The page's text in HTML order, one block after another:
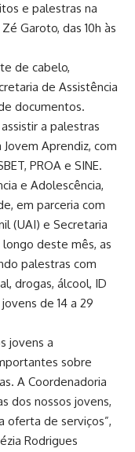
e palestras na
Garoto, das 10h às
de cabelo,
de Assistência
documentos.
a palestras
Aprendiz, com
PROA e SINE.
e Adolescência,
em parceria com
(UAI) e Secretaria
deste mês, as
palestras com
drogas, álcool, ID
de 14 a 29
jovens a
sobre
A Coordenadoria
dos nossos jovens,
oferta de serviços”,
Rodrigues